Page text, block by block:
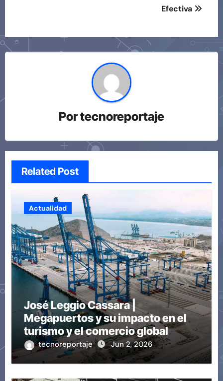
Efectiva
Portecnoreportaje
Related Post
Actualidad
José Leggio Cassara |
Megapuertos y su impacto en el
turismo y el comercio global
tecnoreportaje Jun 2, 2026